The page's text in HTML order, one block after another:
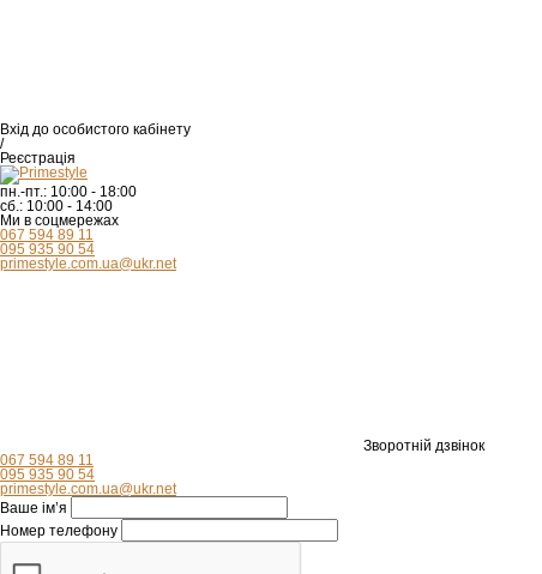
Вхід до особистого кабінету
/
Реєстрація
пн.-пт.: 10:00 - 18:00
сб.: 10:00 - 14:00
Ми в соцмережах
067 594 89 11
095 935 90 54
primestyle.com.ua@ukr.net
Зворотній дзвінок
067 594 89 11
095 935 90 54
primestyle.com.ua@ukr.net
Ваше ім’я
Номер телефону